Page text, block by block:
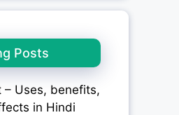
Posts
– Uses, benefits,
in Hindi